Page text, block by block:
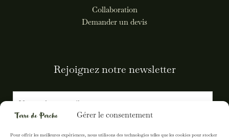
Gérer le consentement
Pour offrir les meilleures expériences, nous utilisons des technologies telles que les cookies pour stocker
Collaboration
Demander un devis
Rejoignez notre newsletter
i
S'inscrire